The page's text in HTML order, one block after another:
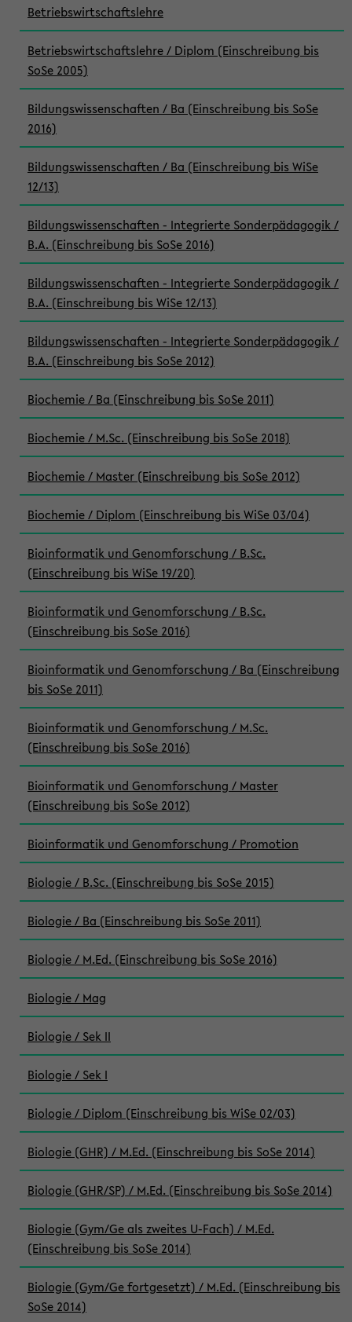
Betriebswirtschaftslehre
Betriebswirtschaftslehre / Diplom (Einschreibung bis
SoSe 2005)
Bildungswissenschaften / Ba (Einschreibung bis SoSe
2016)
Bildungswissenschaften / Ba (Einschreibung bis WiSe
12/13)
Bildungswissenschaften - Integrierte Sonderpädagogik /
B.A. (Einschreibung bis SoSe 2016)
Bildungswissenschaften - Integrierte Sonderpädagogik /
B.A. (Einschreibung bis WiSe 12/13)
Bildungswissenschaften - Integrierte Sonderpädagogik /
B.A. (Einschreibung bis SoSe 2012)
Biochemie / Ba (Einschreibung bis SoSe 2011)
Biochemie / M.Sc. (Einschreibung bis SoSe 2018)
Biochemie / Master (Einschreibung bis SoSe 2012)
Biochemie / Diplom (Einschreibung bis WiSe 03/04)
Bioinformatik und Genomforschung / B.Sc.
(Einschreibung bis WiSe 19/20)
Bioinformatik und Genomforschung / B.Sc.
(Einschreibung bis SoSe 2016)
Bioinformatik und Genomforschung / Ba (Einschreibung
bis SoSe 2011)
Bioinformatik und Genomforschung / M.Sc.
(Einschreibung bis SoSe 2016)
Bioinformatik und Genomforschung / Master
(Einschreibung bis SoSe 2012)
Bioinformatik und Genomforschung / Promotion
Biologie / B.Sc. (Einschreibung bis SoSe 2015)
Biologie / Ba (Einschreibung bis SoSe 2011)
Biologie / M.Ed. (Einschreibung bis SoSe 2016)
Biologie / Mag
Biologie / Sek II
Biologie / Sek I
Biologie / Diplom (Einschreibung bis WiSe 02/03)
Biologie (GHR) / M.Ed. (Einschreibung bis SoSe 2014)
Biologie (GHR/SP) / M.Ed. (Einschreibung bis SoSe 2014)
Biologie (Gym/Ge als zweites U-Fach) / M.Ed.
(Einschreibung bis SoSe 2014)
Biologie (Gym/Ge fortgesetzt) / M.Ed. (Einschreibung bis
SoSe 2014)